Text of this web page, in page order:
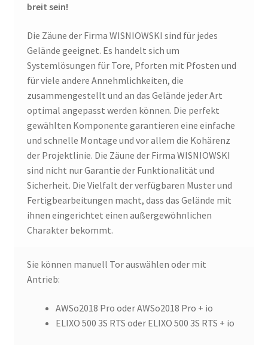
breit sein!
Die Zäune der Firma WISNIOWSKI sind für jedes
Gelände geeignet. Es handelt sich um
Systemlösungen für Tore, Pforten mit Pfosten und
für viele andere Annehmlichkeiten, die
zusammengestellt und an das Gelände jeder Art
optimal angepasst werden können. Die perfekt
gewählten Komponente garantieren eine einfache
und schnelle Montage und vor allem die Kohärenz
der Projektlinie. Die Zäune der Firma WISNIOWSKI
sind nicht nur Garantie der Funktionalität und
Sicherheit. Die Vielfalt der verfügbaren Muster und
Fertigbearbeitungen macht, dass das Gelände mit
ihnen eingerichtet einen außergewöhnlichen
Charakter bekommt.
Sie können manuell Tor auswählen oder mit
Antrieb:
AWSo2018 Pro oder AWSo2018 Pro + io
ELIXO 500 3S RTS oder ELIXO 500 3S RTS + io